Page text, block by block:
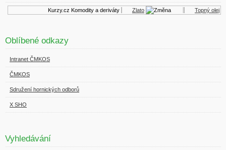
Kurzy.cz Komodity a deriváty Zlato Topný olej
Oblíbené odkazy
Intranet ČMKOS
ČMKOS
Sdružení hornických odborů
X SHO
Vyhledávání